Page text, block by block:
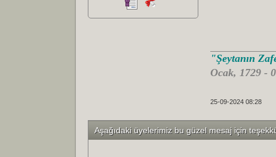
"Şeytanın
Ocak, 1729 -
25-09-2024 08:28
Aşağıdaki üyelerimiz bu güzel mesaj için